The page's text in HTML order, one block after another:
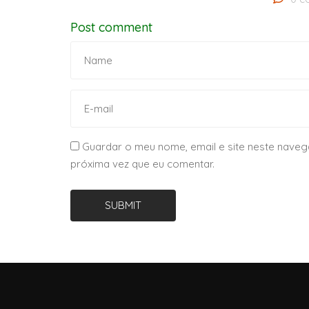
Post comment
Guardar o meu nome, email e site neste
próxima vez que eu comentar.
SUBMIT